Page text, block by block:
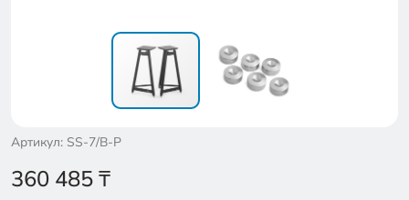
Артикул: SS-7/B-P
360 485₸